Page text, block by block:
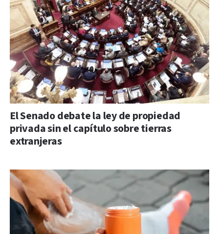
El Senado debate la ley de propiedad
privada sin el capítulo sobre tierras
extranjeras